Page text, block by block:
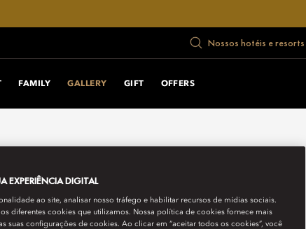
Nossos hotéis e resorts
FAMILY GALLERY GIFT OFFERS
EXPERIÊNCIA DIGITAL
ao site, analisar nosso tráfego e habilitar recursos de mídias sociais.
diferentes cookies que utilizamos. Nossa política de cookies fornece mais
suas configurações de cookies. Ao clicar em “aceitar todos os cookies”, você